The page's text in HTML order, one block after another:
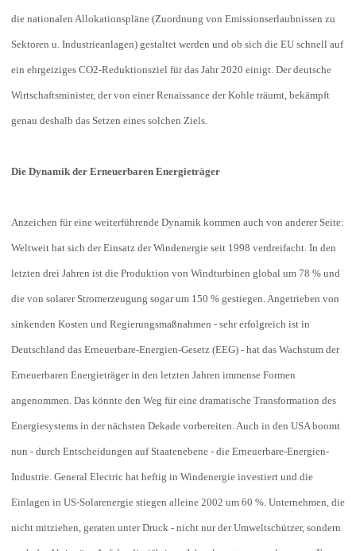
die nationalen Allokationspläne (Zuordnung von Emissionserlaubnissen zu
Sektoren u. Industrieanlagen) gestaltet werden und ob sich die EU schnell auf
ein ehrgeiziges CO2-Reduktionsziel für das Jahr 2020 einigt. Der deutsche
Wirtschaftsminister, der von einer Renaissance der Kohle träumt, bekämpft
genau deshalb das Setzen eines solchen Ziels.
Die Dynamik der Erneuerbaren Energieträger
Anzeichen für eine weiterführende Dynamik kommen auch von anderer Seite:
Weltweit hat sich der Einsatz der Windenergie seit 1998 verdreifacht. In den
letzten drei Jahren ist die Produktion von Windturbinen global um 78 % und
die von solarer Stromerzeugung sogar um 150 % gestiegen. Angetrieben von
sinkenden Kosten und Regierungsmaßnahmen - sehr erfolgreich ist in
Deutschland das Erneuerbare-Energien-Gesetz (EEG) - hat das Wachstum der
Erneuerbaren Energieträger in den letzten Jahren immense Formen
angenommen. Das könnte den Weg für eine dramatische Transformation des
Energiesystems in der nächsten Dekade vorbereiten. Auch in den USA boomt
nun - durch Entscheidungen auf Staatenebene - die Erneuerbare-Energien-
Industrie. General Electric hat heftig in Windenergie investiert und die
Einlagen in US-Solarenergie stiegen alleine 2002 um 60 %. Unternehmen, die
nicht mitziehen, geraten unter Druck - nicht nur der Umweltschützer, sondern